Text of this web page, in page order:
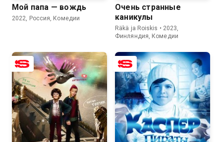
Мой папа — вождь
2022, Россия, Комедии
Очень странные
каникулы
Räkä ja Roiskis • 2023,
Финляндия, Комедии